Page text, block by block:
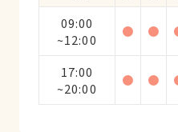
09:00
~12:00
● ●
17:00
~20:00
● ●